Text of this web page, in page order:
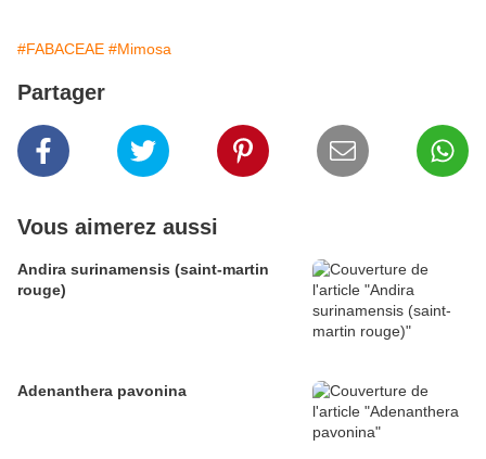
#FABACEAE #Mimosa
Partager
Vous aimerez aussi
Andira surinamensis (saint-martin
rouge)
Adenanthera pavonina